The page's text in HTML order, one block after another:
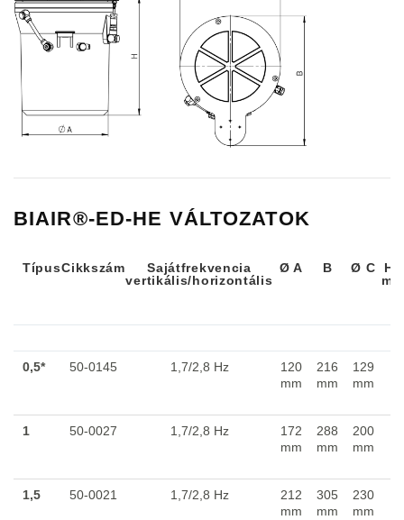
BIAIR®-ED-HE VÁLTOZATOK
TípusCikkszám
Sajátfrekvencia
vertikális/horizontális
Ø A B Ø C
H
0,5* 50-0145 1,7/2,8 Hz
120
mm
216
mm
129
mm
1 50-0027 1,7/2,8 Hz
172
mm
288
mm
200
mm
1,5 50-0021 1,7/2,8 Hz
212
mm
305
mm
230
mm